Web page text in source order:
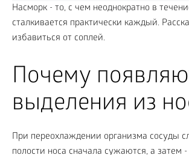
Насморк - то, с чем неоднократно в
сталкивается практически каждый.
избавиться от соплей.
Почему
выделения из
При переохлаждении организма сосуды
полости носа сначала сужаются, а затем